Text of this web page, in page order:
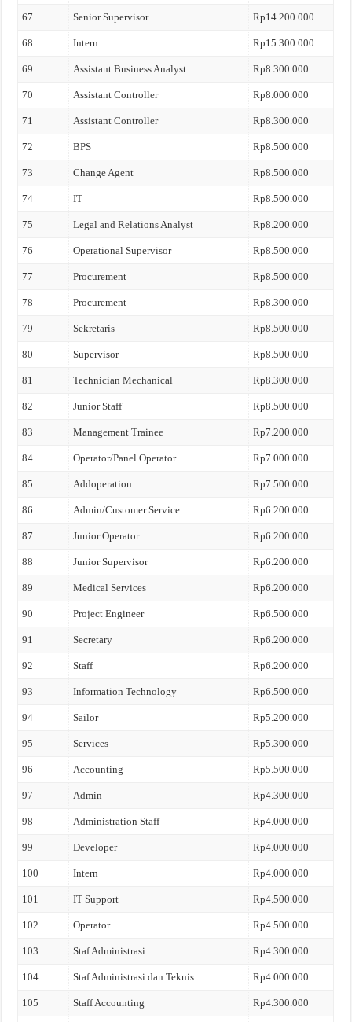
67 Senior Supervisor Rp14.200.000
68 Intern Rp15.300.000
69 Assistant Business Analyst Rp8.300.000
70 Assistant Controller Rp8.000.000
71 Assistant Controller Rp8.300.000
72 BPS Rp8.500.000
73 Change Agent Rp8.500.000
74 IT Rp8.500.000
75 Legal and Relations Analyst Rp8.200.000
76 Operational Supervisor Rp8.500.000
77 Procurement Rp8.500.000
78 Procurement Rp8.300.000
79 Sekretaris Rp8.500.000
80 Supervisor Rp8.500.000
81 Technician Mechanical Rp8.300.000
82 Junior Staff Rp8.500.000
83 Management Trainee Rp7.200.000
84 Operator/Panel Operator Rp7.000.000
85 Addoperation Rp7.500.000
86 Admin/Customer Service Rp6.200.000
87 Junior Operator Rp6.200.000
88 Junior Supervisor Rp6.200.000
89 Medical Services Rp6.200.000
90 Project Engineer Rp6.500.000
91 Secretary Rp6.200.000
92 Staff Rp6.200.000
93 Information Technology Rp6.500.000
94 Sailor Rp5.200.000
95 Services Rp5.300.000
96 Accounting Rp5.500.000
97 Admin Rp4.300.000
98 Administration Staff Rp4.000.000
99 Developer Rp4.000.000
100 Intern Rp4.000.000
101 IT Support Rp4.500.000
102 Operator Rp4.500.000
103 Staf Administrasi Rp4.300.000
104 Staf Administrasi dan Teknis Rp4.000.000
105 Staff Accounting Rp4.300.000